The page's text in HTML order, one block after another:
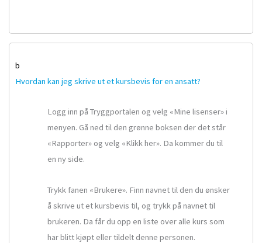
b
Hvordan kan jeg skrive ut et kursbevis for en ansatt?
Logg inn på Tryggportalen og velg «Mine lisenser» i
menyen. Gå ned til den grønne boksen der det står
«Rapporter» og velg «Klikk her». Da kommer du til
en ny side.
Trykk fanen «Brukere». Finn navnet til den du ønsker
å skrive ut et kursbevis til, og trykk på navnet til
brukeren. Da får du opp en liste over alle kurs som
har blitt kjøpt eller tildelt denne personen.